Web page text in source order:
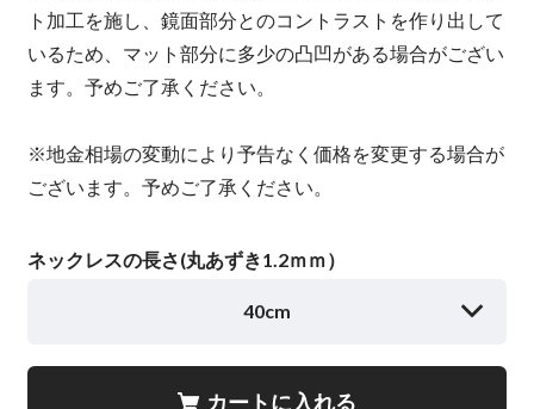
ト加工を施し、鏡面部分とのコントラストを作り出して
いるため、マット部分に多少の凸凹がある場合がござい
ます。予めご了承ください。
※地金相場の変動により予告なく価格を変更する場合が
ございます。予めご了承ください。
ネックレスの長さ(丸あずき1.2ｍｍ）
40cm
カートに入れる